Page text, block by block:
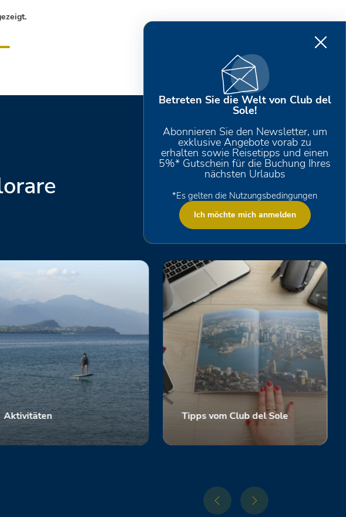
Aktivitäten
Scopri Tipps vom Club del Sole
Scopri
Betreten Sie die Welt von Club del
Sole!
Abonnieren Sie den Newsletter, um
exklusive Angebote vorab zu
erhalten sowie Reisetipps und einen
5%* Gutschein für die Buchung Ihres
nächsten Urlaubs
*Es gelten die Nutzungsbedingungen
Ich möchte mich anmelden